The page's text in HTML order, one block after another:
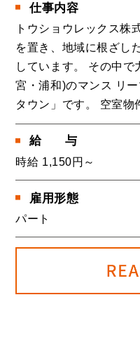
仕事内容
トウショウレックス株
を置き、地域に根ざし
しています。 その中で
宮・浦和)のマンス リ
タウン」です。 空室
給与
時給 1,150円～
雇用形態
パート